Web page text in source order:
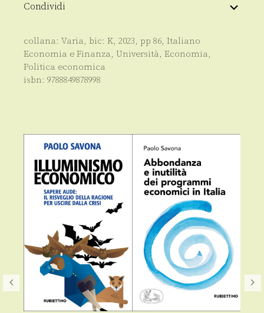
Condividi
collana: Varia, bic: K, 2023, pp 86, Italiano
Economia e Finanza, Università, Economia,
Politica economica
isbn: 9788849878998